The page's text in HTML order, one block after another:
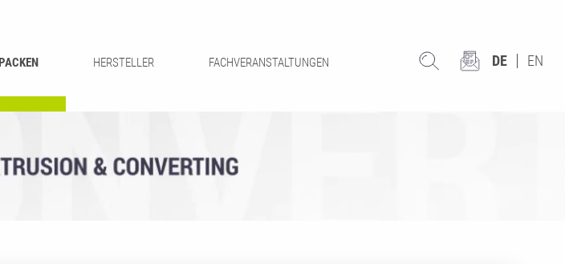
HERSTELLER FACHVERANSTALTUNGEN DE EN